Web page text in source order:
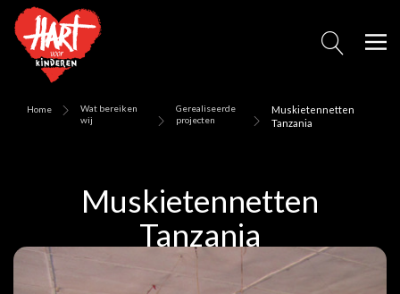
Home
Wat bereiken
wij
Gerealiseerde
projecten
Muskietennetten
Tanzania
Muskietennetten
Tanzania